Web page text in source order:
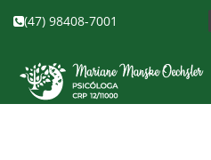
(47) 98408-7001